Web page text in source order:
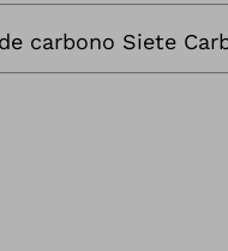
carbono Siete